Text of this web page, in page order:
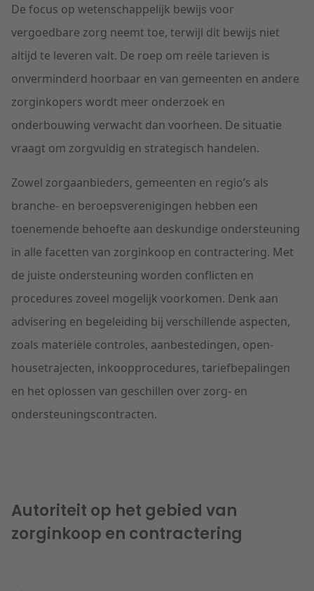
De focus op wetenschappelijk bewijs voor
vergoedbare zorg neemt toe, terwijl dit bewijs niet
altijd te leveren valt. De roep om reële tarieven is
onverminderd hoorbaar en van gemeenten en andere
zorginkopers wordt meer onderzoek en
onderbouwing verwacht dan voorheen. De situatie
vraagt om zorgvuldig en strategisch handelen.
Zowel zorgaanbieders, gemeenten en regio’s als
branche- en beroepsverenigingen hebben een
toenemende behoefte aan deskundige ondersteuning
in alle facetten van zorginkoop en contractering. Met
de juiste ondersteuning worden conflicten en
procedures zoveel mogelijk voorkomen. Denk aan
advisering en begeleiding bij verschillende aspecten,
zoals materiële controles, aanbestedingen, open-
housetrajecten, inkoopprocedures, tariefbepalingen
en het oplossen van geschillen over zorg- en
ondersteuningscontracten.
Autoriteit op het gebied van
zorginkoop en contractering